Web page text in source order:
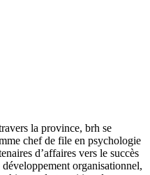
la province, brh se
chef de file en psychologie
d’affaires vers le succès
organisationnel,